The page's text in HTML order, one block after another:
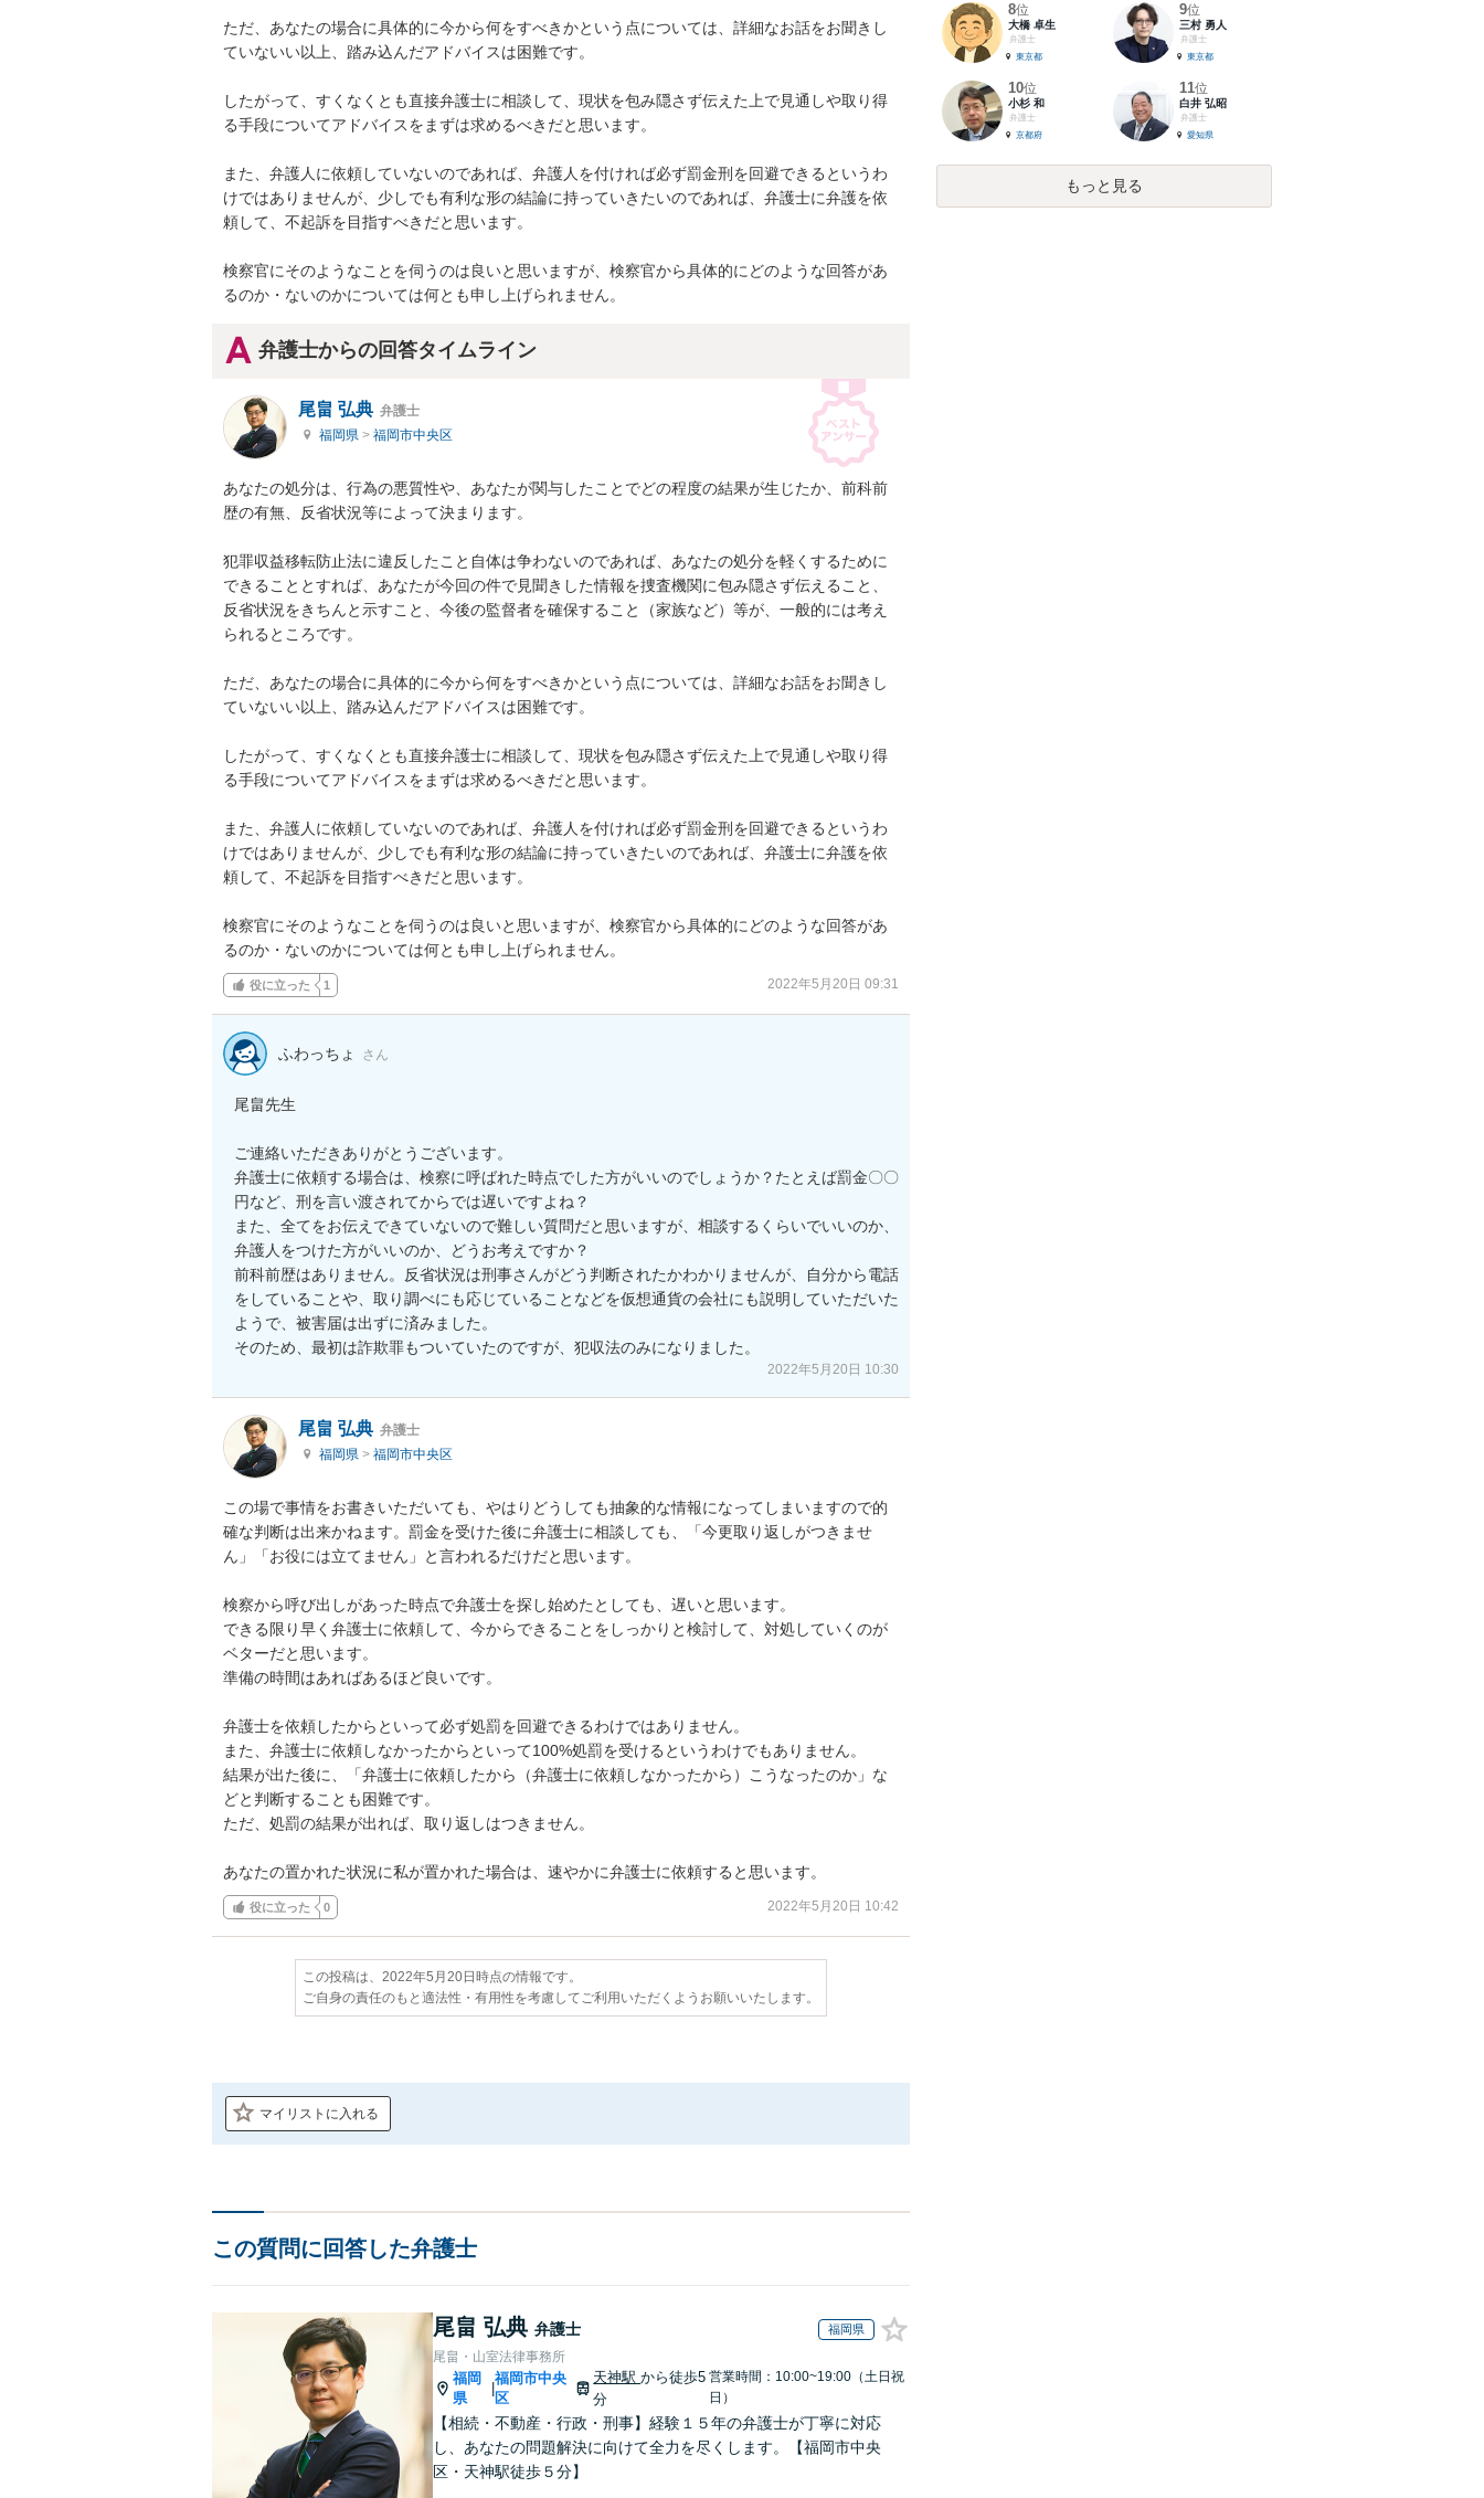
ただ、あなたの場合に具体的に今から何をすべきかという点については、詳細なお話をお聞きし
ていないい以上、踏み込んだアドバイスは困難です。
したがって、すくなくとも直接弁護士に相談して、現状を包み隠さず伝えた上で見通しや取り得
る手段についてアドバイスをまずは求めるべきだと思います。
また、弁護人に依頼していないのであれば、弁護人を付ければ必ず罰金刑を回避できるというわ
けではありませんが、少しでも有利な形の結論に持っていきたいのであれば、弁護士に弁護を依
頼して、不起訴を目指すべきだと思います。
検察官にそのようなことを伺うのは良いと思いますが、検察官から具体的にどのような回答があ
るのか・ないのかについては何とも申し上げられません。
弁護士からの回答タイムライン
尾畠 弘典 弁護士
福岡県 > 福岡市中央区
あなたの処分は、行為の悪質性や、あなたが関与したことでどの程度の結果が生じたか、前科前
歴の有無、反省状況等によって決まります。
犯罪収益移転防止法に違反したこと自体は争わないのであれば、あなたの処分を軽くするために
できることとすれば、あなたが今回の件で見聞きした情報を捜査機関に包み隠さず伝えること、
反省状況をきちんと示すこと、今後の監督者を確保すること（家族など）等が、一般的には考え
られるところです。
ただ、あなたの場合に具体的に今から何をすべきかという点については、詳細なお話をお聞きし
ていないい以上、踏み込んだアドバイスは困難です。
したがって、すくなくとも直接弁護士に相談して、現状を包み隠さず伝えた上で見通しや取り得
る手段についてアドバイスをまずは求めるべきだと思います。
また、弁護人に依頼していないのであれば、弁護人を付ければ必ず罰金刑を回避できるというわ
けではありませんが、少しでも有利な形の結論に持っていきたいのであれば、弁護士に弁護を依
頼して、不起訴を目指すべきだと思います。
検察官にそのようなことを伺うのは良いと思いますが、検察官から具体的にどのような回答があ
るのか・ないのかについては何とも申し上げられません。
役に立った 1 2022年5月20日 09:31
ふわっちょ さん
尾畠先生
ご連絡いただきありがとうございます。
弁護士に依頼する場合は、検察に呼ばれた時点でした方がいいのでしょうか？たとえば罰金〇〇
円など、刑を言い渡されてからでは遅いですよね？
また、全てをお伝えできていないので難しい質問だと思いますが、相談するくらいでいいのか、
弁護人をつけた方がいいのか、どうお考えですか？
前科前歴はありません。反省状況は刑事さんがどう判断されたかわかりませんが、自分から電話
をしていることや、取り調べにも応じていることなどを仮想通貨の会社にも説明していただいた
ようで、被害届は出ずに済みました。
そのため、最初は詐欺罪もついていたのですが、犯収法のみになりました。
2022年5月20日 10:30
尾畠 弘典 弁護士
福岡県 > 福岡市中央区
この場で事情をお書きいただいても、やはりどうしても抽象的な情報になってしまいますので的
確な判断は出来かねます。罰金を受けた後に弁護士に相談しても、「今更取り返しがつきませ
ん」「お役には立てません」と言われるだけだと思います。
検察から呼び出しがあった時点で弁護士を探し始めたとしても、遅いと思います。
できる限り早く弁護士に依頼して、今からできることをしっかりと検討して、対処していくのが
ベターだと思います。
準備の時間はあればあるほど良いです。
弁護士を依頼したからといって必ず処罰を回避できるわけではありません。
また、弁護士に依頼しなかったからといって100%処罰を受けるというわけでもありません。
結果が出た後に、「弁護士に依頼したから（弁護士に依頼しなかったから）こうなったのか」な
どと判断することも困難です。
ただ、処罰の結果が出れば、取り返しはつきません。
あなたの置かれた状況に私が置かれた場合は、速やかに弁護士に依頼すると思います。
役に立った 0 2022年5月20日 10:42
この投稿は、2022年5月20日時点の情報です。
ご自身の責任のもと適法性・有用性を考慮してご利用いただくようお願いいたします。
マイリストに入れる
この質問に回答した弁護士
尾畠 弘典 弁護士 福岡県
尾畠・山室法律事務所
福岡
県
|
福岡市中央
区
天神駅から徒歩5
分
営業時間：10:00~19:00（土日祝
日）
【相続・不動産・行政・刑事】経験１５年の弁護士が丁寧に対応
し、あなたの問題解決に向けて全力を尽くします。【福岡市中央
区・天神駅徒歩５分】
8位
大橋 卓生
弁護士
東京都
9位
三村 勇人
弁護士
東京都
10位
小杉 和
弁護士
京都府
11位
白井 弘昭
弁護士
愛知県
もっと見る